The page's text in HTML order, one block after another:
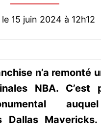
le 15 juin 2024 à 12h12
n’a remonté
NBA. C’est
Dallas